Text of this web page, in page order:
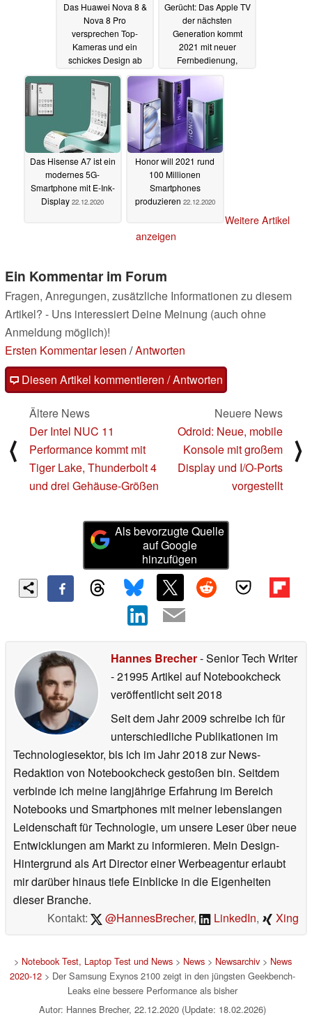
Das Huawei Nova 8 &
Nova 8 Pro
versprechen Top-
Kameras und ein
schickes Design ab
rund 415 Euro23.12.2020
Gerücht: Das Apple TV
der nächsten
Generation kommt
2021 mit neuer
Fernbedienung,
Gaming-Fokus und
starkem SoC
Das Hisense A7 ist ein
modernes 5G-
Smartphone mit E-Ink-
Display 22.12.2020
Honor will 2021 rund
100 Millionen
Smartphones
produzieren 22.12.2020
Weitere Artikel
anzeigen
Ein Kommentar im Forum
Fragen, Anregungen, zusätzliche Informationen zu diesem
Artikel? - Uns interessiert Deine Meinung (auch ohne
Anmeldung möglich)!
Ersten Kommentar lesen /Antworten
Diesen Artikel kommentieren / Antworten
⟨
Ältere News
Der Intel NUC 11
Performance kommt mit
Tiger Lake, Thunderbolt 4
und drei Gehäuse-Größen
Neuere News
Odroid: Neue, mobile
Konsole mit großem
Display und I/O-Ports
vorgestellt
⟩
Als bevorzugte Quelle
auf Google
hinzufügen
Hannes Brecher- Senior Tech Writer
- 21995 Artikel auf Notebookcheck
veröffentlichtseit 2018
Seit dem Jahr 2009 schreibe ich für
unterschiedliche Publikationen im
Technologiesektor, bis ich im Jahr 2018 zur News-
Redaktion von Notebookcheck gestoßen bin. Seitdem
verbinde ich meine langjährige Erfahrung im Bereich
Notebooks und Smartphones mit meiner lebenslangen
Leidenschaft für Technologie, um unsere Leser über neue
Entwicklungen am Markt zu informieren. Mein Design-
Hintergrund als Art Director einer Werbeagentur erlaubt
mir darüber hinaus tiefe Einblicke in die Eigenheiten
dieser Branche.
Kontakt:
@HannesBrecher, LinkedIn, Xing
> Notebook Test, Laptop Test und News> News> Newsarchiv> News
2020-12 > Der Samsung Exynos 2100 zeigt in den jüngsten Geekbench-
Leaks eine bessere Performance als bisher
Autor: Hannes Brecher, 22.12.2020 (Update: 18.02.2026)